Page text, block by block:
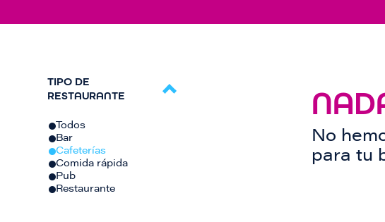
TIPO DE
RESTAURANTE
Todos
Bar
Cafeterías
Comida rápida
Pub
Restaurante
No
para tu